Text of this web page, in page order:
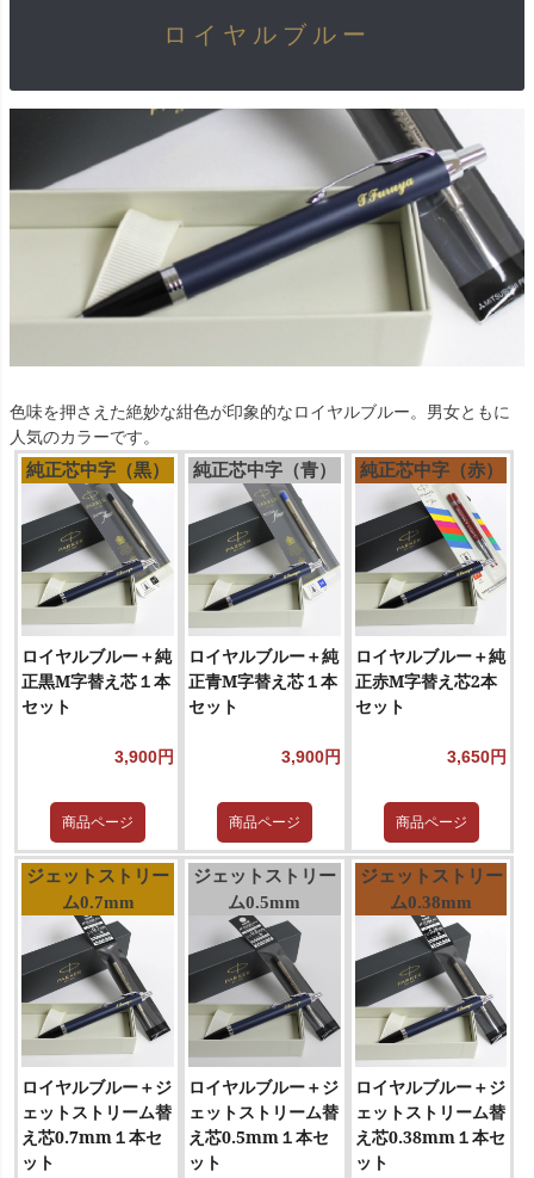
ロイヤルブルー
色味を押さえた絶妙な紺色が印象的なロイヤルブルー。男女ともに
人気のカラーです。
純正芯中字（黒）
ロイヤルブルー＋純
正黒M字替え芯１本
セット
3,900円
商品ページ
純正芯中字（青）
ロイヤルブルー＋純
正青M字替え芯１本
セット
3,900円
商品ページ
純正芯中字（赤）
ロイヤルブルー＋純
正赤M字替え芯2本
セット
3,650円
商品ページ
ジェットストリー
ム0.7mm
ロイヤルブルー＋ジ
ェットストリーム替
え芯0.7mm１本セ
ット
ジェットストリー
ム0.5mm
ロイヤルブルー＋ジ
ェットストリーム替
え芯0.5mm１本セ
ット
ジェットストリー
ム0.38mm
ロイヤルブルー＋ジ
ェットストリーム替
え芯0.38mm１本セ
ット